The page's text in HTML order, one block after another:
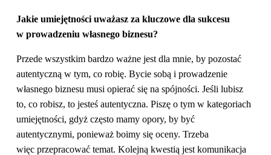
Jakie umiejętności uważasz za kluczowe dla sukcesu
w prowadzeniu własnego biznesu?
Przede wszystkim bardzo ważne jest dla mnie, by pozostać
autentyczną w tym, co robię. Bycie sobą i prowadzenie
własnego biznesu musi opierać się na spójności. Jeśli lubisz
to, co robisz, to jesteś autentyczna. Piszę o tym w kategoriach
umiejętności, gdyż często mamy opory, by być
autentycznymi, ponieważ boimy się oceny. Trzeba
więc przepracować temat. Kolejną kwestią jest komunikacja